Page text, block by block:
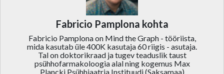
Fabricio Pamplona kohta
Fabricio Pamplona on Mind the Graph - tööriista,
mida kasutab üle 400K kasutaja 60 riigis - asutaja.
Tal on doktorikraad ja tugev teaduslik taust
psühhofarmakoloogia alal ning kogemus Max
Plancki Psühhiaatria Instituudi (Saksamaa)